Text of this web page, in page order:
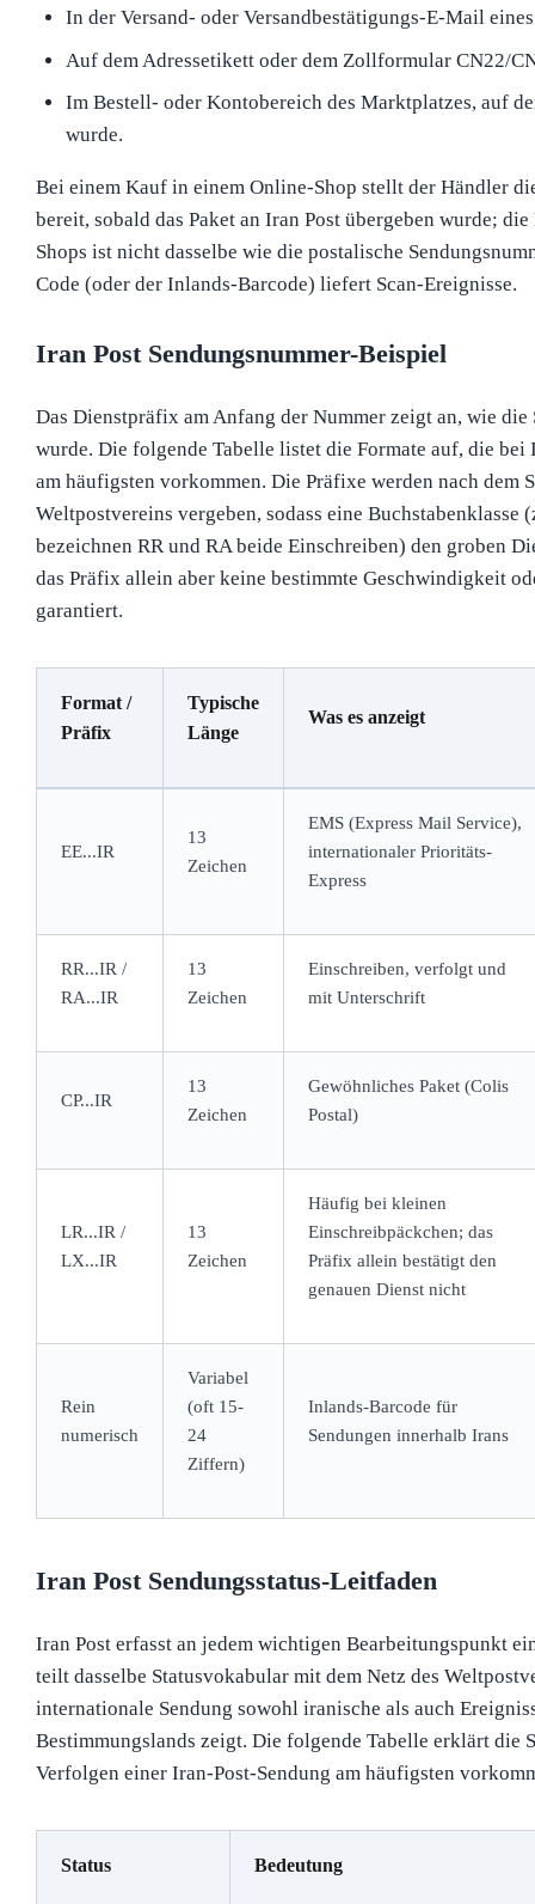
In der Versand- oder Versandbestätigungs-E-Mail
Auf dem Adressetikett oder dem Zollformular CN22/
Im Bestell- oder Kontobereich des Marktplatzes, auf
wurde.
Bei einem Kauf in einem Online-Shop stellt der Händler
bereit, sobald das Paket an Iran Post übergeben wurde;
Shops ist nicht dasselbe wie die postalische
Code (oder der Inlands-Barcode) liefert Scan-Ereignisse.
Iran Post Sendungsnummer-Beispiel
Das Dienstpräfix am Anfang der Nummer zeigt an, wie die
wurde. Die folgende Tabelle listet die Formate auf, die bei
am häufigsten vorkommen. Die Präfixe werden nach dem
Weltpostvereins vergeben, sodass eine Buchstabenklasse
bezeichnen RR und RA beide Einschreiben) den groben
das Präfix allein aber keine bestimmte Geschwindigkeit
garantiert.
Format /
Präfix
Typische
Länge
Was es anzeigt
EE...IR
13
Zeichen
EMS (Express Mail Service),
internationaler Prioritäts-
Express
RR...IR /
RA...IR
13
Zeichen
Einschreiben, verfolgt und
mit Unterschrift
CP...IR
13
Zeichen
Gewöhnliches Paket (Colis
Postal)
LR...IR /
LX...IR
13
Zeichen
Häufig bei kleinen
Einschreibpäckchen; das
Präfix allein bestätigt den
genauen Dienst nicht
Rein
numerisch
Variabel
(oft 15-
24
Ziffern)
Inlands-Barcode für
Sendungen innerhalb Irans
Iran Post Sendungsstatus-Leitfaden
Iran Post erfasst an jedem wichtigen Bearbeitungspunkt
teilt dasselbe Statusvokabular mit dem Netz des
internationale Sendung sowohl iranische als auch
Bestimmungslands zeigt. Die folgende Tabelle erklärt die
Verfolgen einer Iran-Post-Sendung am häufigsten
Status Bedeutung